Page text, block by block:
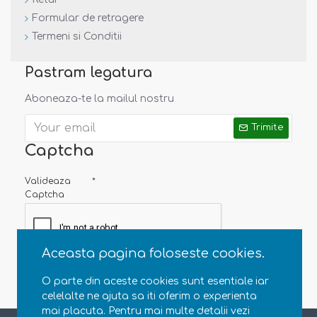
Aceasta pagina foloseste cookies.
O parte din aceste cookies sunt esentiale iar
celelalte ne ajuta sa iti oferim o experienta
mai placuta. Pentru mai multe detalii vezi
realitatea. Totusi, nuanta din poza este posibil sa difere
de cea a produsului.
Formular de retragere
Termeni si Conditii
Pastram legatura
Aboneaza-te la mailul nostru
Trimite
Captcha
Valideaza
Captcha